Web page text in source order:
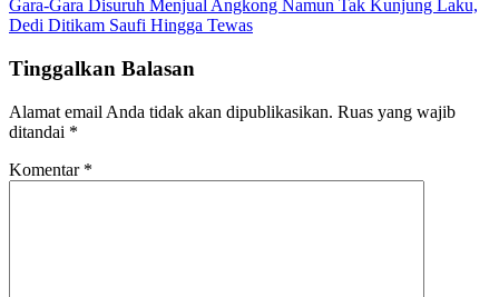
Gara-Gara Disuruh Menjual Angkong Namun Tak Kunjung Laku,
Dedi Ditikam Saufi Hingga Tewas
Tinggalkan Balasan
Alamat email Anda tidak akan dipublikasikan. Ruas yang wajib
ditandai *
Komentar *